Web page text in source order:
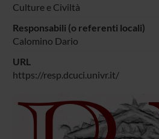
Culture e Civiltà
Responsabili (o referenti locali)
Calomino Dario
URL
https://resp.dcuci.univr.it/